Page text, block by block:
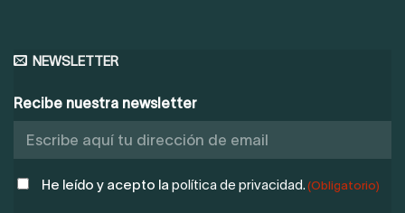
NEWSLETTER
Recibe nuestra newsletter
POLÍTICA
He leído y acepto la política de privacidad. (Obligatorio)